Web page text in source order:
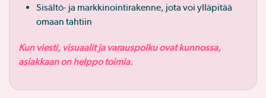
Sisältö- ja markkinointirakenne, jota voi ylläpitää
omaan tahtiin
Kun viesti, visuaalit ja varauspolku ovat kunnossa,
asiakkaan on helppo toimia.